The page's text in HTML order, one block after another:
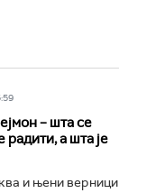
– шта се
а шта је
и њени верници